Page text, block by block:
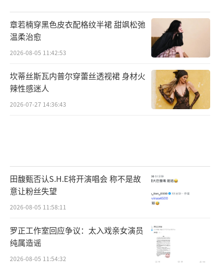
章若楠穿黑色皮衣配格纹半裙 甜飒松弛
温柔治愈
2026-08-05 11:42:53
坎蒂丝斯瓦内普尔穿蕾丝透视裙 身材火
辣性感迷人
2026-07-27 14:36:43
田馥甄否认S.H.E将开演唱会 称不是故
意让粉丝失望
2026-08-05 11:58:11
罗正工作室回应争议：太入戏亲女演员
纯属造谣
2026-08-05 11:54:32